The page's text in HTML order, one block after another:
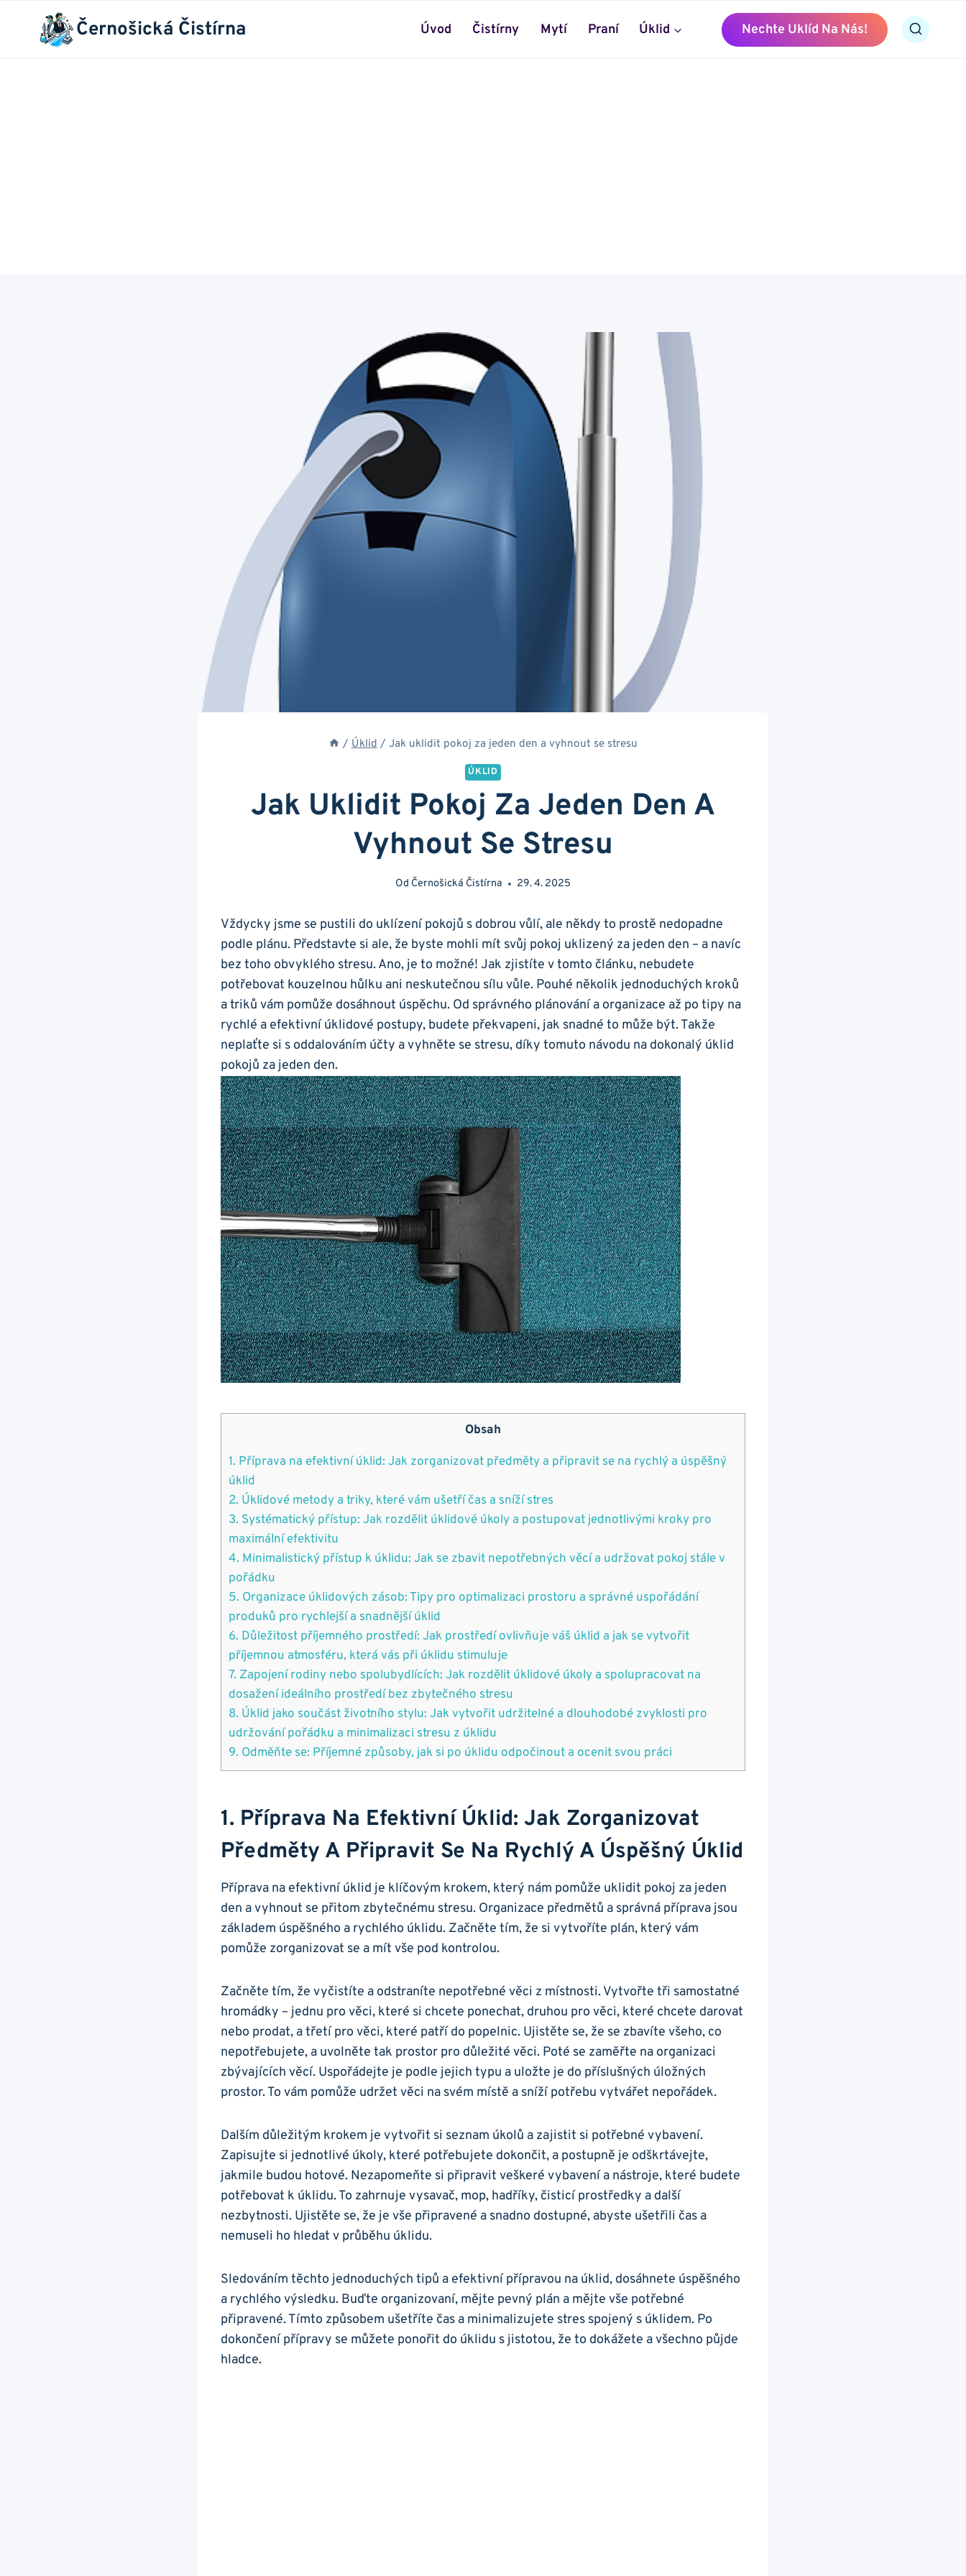
Černošická Čistírna Úvod Čistírny Mytí Praní Úklid Nechte Uklíd Na Nás!
/ Úklid / Jak uklidit pokoj za jeden den a vyhnout se stresu
ÚKLID
Jak Uklidit Pokoj Za Jeden Den A
Vyhnout Se Stresu
Od Černošická Čistírna 29. 4. 2025
Vždycky jsme se pustili do uklízení pokojů s dobrou vůlí, ale někdy to prostě nedopadne
podle plánu. Představte si ale, že byste mohli mít svůj pokoj uklizený za jeden den – a navíc
bez toho obvyklého stresu. Ano, je to možné! Jak zjistíte v tomto článku, nebudete
potřebovat kouzelnou hůlku ani neskutečnou sílu vůle. Pouhé několik jednoduchých kroků
a triků vám pomůže dosáhnout úspěchu. Od správného plánování a organizace až po tipy na
rychlé a efektivní úklidové postupy, budete překvapeni, jak snadné to může být. Takže
neplaťte si s oddalováním účty a vyhněte se stresu, díky tomuto návodu na dokonalý úklid
pokojů za jeden den.
Obsah
1. Příprava na efektivní úklid: Jak zorganizovat předměty a připravit se na rychlý a úspěšný
úklid
2. Úklidové metody a triky, které vám ušetří čas a sníží stres
3. Systématický přístup: Jak rozdělit úklidové úkoly a postupovat jednotlivými kroky pro
maximální efektivitu
4. Minimalistický přístup k úklidu: Jak se zbavit nepotřebných věcí a udržovat pokoj stále v
pořádku
5. Organizace úklidových zásob: Tipy pro optimalizaci prostoru a správné uspořádání
produků pro rychlejší a snadnější úklid
6. Důležitost příjemného prostředí: Jak prostředí ovlivňuje váš úklid a jak se vytvořit
příjemnou atmosféru, která vás při úklidu stimuluje
7. Zapojení rodiny nebo spolubydlících: Jak rozdělit úklidové úkoly a spolupracovat na
dosažení ideálního prostředí bez zbytečného stresu
8. Úklid jako součást životního stylu: Jak vytvořit udržitelné a dlouhodobé ​​zvyklosti pro
udržování pořádku a minimalizaci stresu z úklidu
9. Odměňte se: Příjemné způsoby, jak si po úklidu odpočinout a ocenit svou práci
1. Příprava Na Efektivní Úklid: Jak Zorganizovat
Předměty A Připravit Se Na Rychlý A Úspěšný Úklid
Příprava na efektivní úklid je klíčovým krokem, který nám pomůže uklidit pokoj za jeden
den a vyhnout se přitom zbytečnému stresu. Organizace předmětů a správná příprava jsou
základem úspěšného a rychlého úklidu. Začněte tím, že si vytvoříte plán, který vám
pomůže zorganizovat se a mít vše pod kontrolou.
Začněte tím, že vyčistíte a odstraníte nepotřebné věci z místnosti. Vytvořte tři samostatné
hromádky – jednu pro věci, které si chcete ponechat, druhou pro věci, které chcete darovat
nebo prodat, a třetí pro věci, které patří do popelnic. Ujistěte se, že se zbavíte všeho, co
nepotřebujete, a uvolněte tak prostor pro důležité věci. Poté se zaměřte na organizaci
zbývajících věcí. Uspořádejte je podle jejich typu a uložte je do příslušných úložných
prostor. To vám pomůže udržet věci na svém místě a sníží potřebu vytvářet nepořádek.
Dalším důležitým krokem je vytvořit si seznam úkolů a zajistit si potřebné vybavení.
Zapisujte si jednotlivé úkoly, které potřebujete dokončit, a postupně je odškrtávejte,
jakmile budou hotové. Nezapomeňte si připravit veškeré vybavení a nástroje, které budete
potřebovat k úklidu. To zahrnuje vysavač, mop, hadříky, čisticí prostředky a další
nezbytnosti. Ujistěte se, že je vše připravené a snadno dostupné, abyste ušetřili čas a
nemuseli ho hledat v průběhu úklidu.
Sledováním těchto jednoduchých tipů a efektivní přípravou na úklid, dosáhnete úspěšného
a rychlého výsledku. Buďte organizovaní, mějte pevný plán a mějte vše potřebné
připravené. Tímto způsobem ušetříte čas a minimalizujete stres spojený s úklidem. Po
dokončení přípravy se můžete ponořit do úklidu s jistotou, že to dokážete a všechno půjde
hladce.